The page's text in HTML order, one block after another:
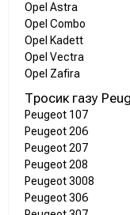
Opel Astra
Opel Combo
Opel Kadett
Opel Vectra
Opel Zafira
Тросик газу
Peugeot 107
Peugeot 206
Peugeot 207
Peugeot 208
Peugeot 3008
Peugeot 306